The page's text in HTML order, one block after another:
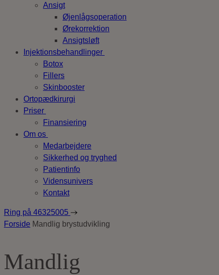
Ansigt
Øjenlågsoperation
Ørekorrektion
Ansigtsløft
Injektionsbehandlinger
Botox
Fillers
Skinbooster
Ortopædkirurgi
Priser
Finansiering
Om os
Medarbejdere
Sikkerhed og tryghed
Patientinfo
Vidensunivers
Kontakt
Ring på 46325005
Forside Mandlig brystudvikling
Mandlig